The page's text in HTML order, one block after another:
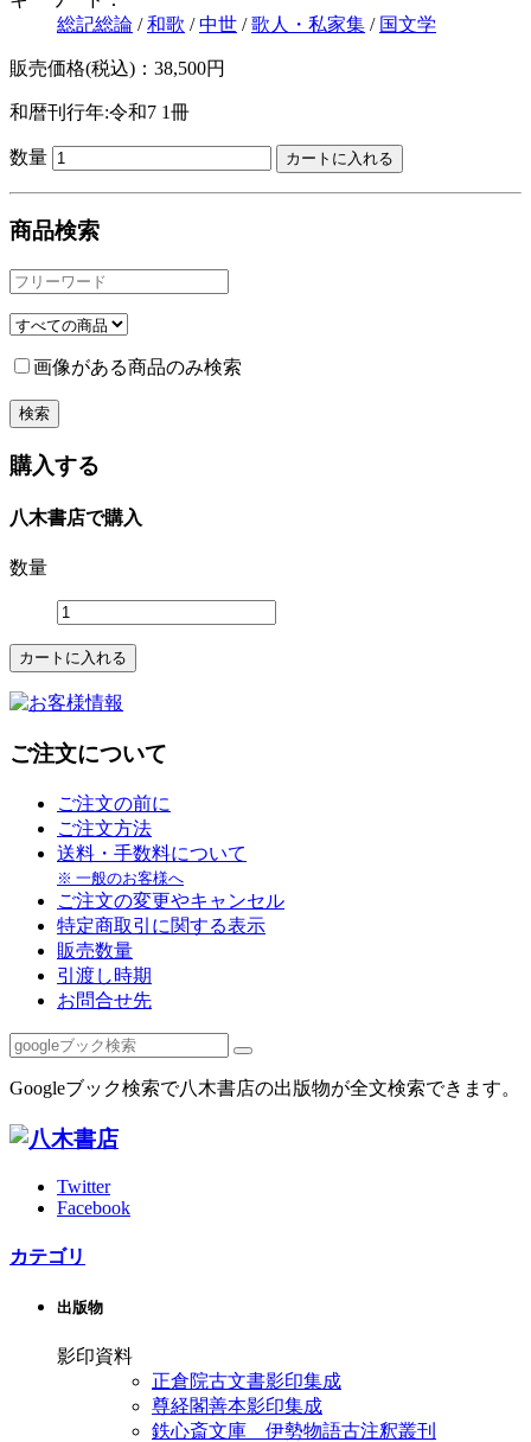
総記総論 /和歌 /中世 /歌人・私家集 / 国文学
販売価格(税込)：38,500円
和暦刊行年:令和7 1冊
数量
商品検索
画像がある商品のみ検索
購入する
八木書店で購入
数量
ご注文について
ご注文の前に
ご注文方法
送料・手数料について
※ 一般のお客様へ
ご注文の変更やキャンセル
特定商取引に関する表示
販売数量
引渡し時期
お問合せ先
Googleブック検索で八木書店の出版物が全文検索できます。
Twitter
Facebook
カテゴリ
出版物
影印資料
正倉院古文書影印集成
尊経閣善本影印集成
鉄心斎文庫 伊勢物語古注釈叢刊